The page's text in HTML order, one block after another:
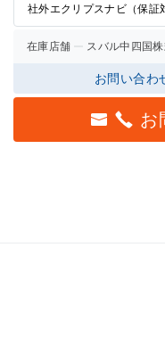
社外エクリプスナビ（保証
在庫店舗 スバル中四国
お問い合わ
お